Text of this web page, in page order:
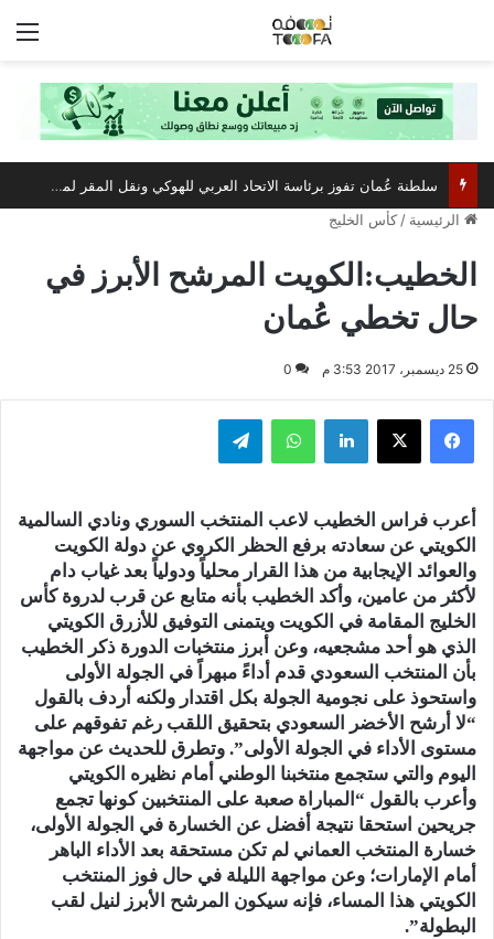
سلطنة عُمان تفوز برئاسة الاتحاد العربي للهوكي ونقل المقر لمسقط
الرئيسية / كأس الخليج
الخطيب:الكويت المرشح الأبرز في
حال تخطي عُمان
25 ديسمبر، 2017 3:53 م 0
فيسبوك ‫X لينكدإن واتساب تيلقرام
أعرب فراس الخطيب لاعب المنتخب السوري ونادي السالمية
الكويتي عن سعادته برفع الحظر الكروي عن دولة الكويت
والعوائد الإيجابية من هذا القرار محلياً ودولياً بعد غياب دام
لأكثر من عامين، وأكد الخطيب بأنه متابع عن قرب لدروة كأس
الخليج المقامة في الكويت ويتمنى التوفيق للأزرق الكويتي
الذي هو أحد مشجعيه، وعن أبرز منتخبات الدورة ذكر الخطيب
بأن المنتخب السعودي قدم أداءً مبهراً في الجولة الأولى
واستحوذ على نجومية الجولة بكل اقتدار ولكنه أردف بالقول
“لا أرشح الأخضر السعودي بتحقيق اللقب رغم تفوقهم على
مستوى الأداء في الجولة الأولى”. وتطرق للحديث عن مواجهة
اليوم والتي ستجمع منتخبنا الوطني أمام نظيره الكويتي
وأعرب بالقول “المباراة صعبة على المنتخبين كونها تجمع
جريحين استحقا نتيجة أفضل عن الخسارة في الجولة الأولى،
خسارة المنتخب العماني لم تكن مستحقة بعد الأداء الباهر
أمام الإمارات؛ وعن مواجهة الليلة في حال فوز المنتخب
الكويتي هذا المساء، فإنه سيكون المرشح الأبرز لنيل لقب
البطولة”.